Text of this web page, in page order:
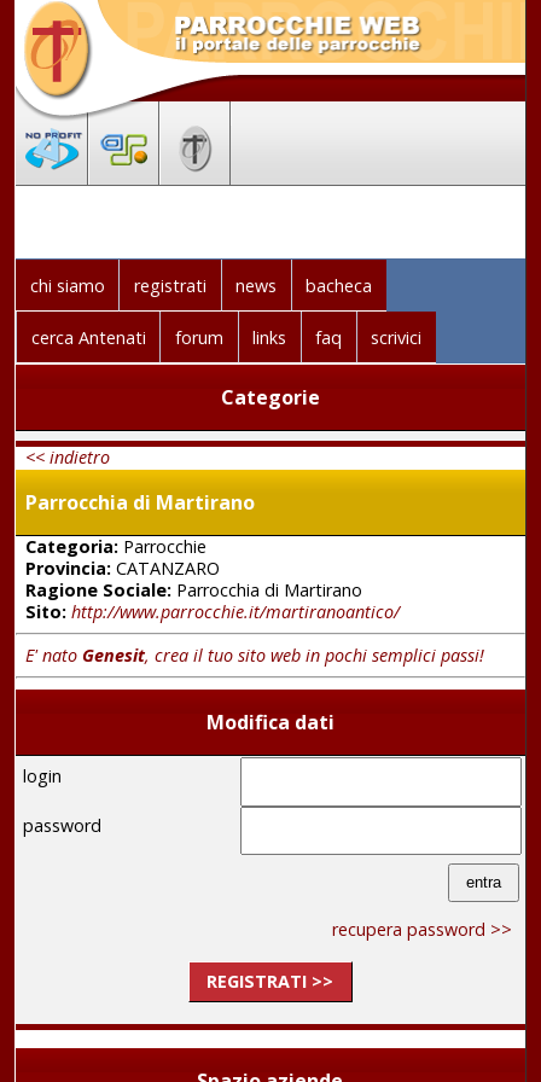
chi siamo registrati news bacheca
cerca Antenati forum links faq scrivici
Categorie
<< indietro
Parrocchia di Martirano
Categoria:Parrocchie
Provincia:CATANZARO
Ragione Sociale:Parrocchia di Martirano
Sito: http://www.parrocchie.it/martiranoantico/
E' nato Genesit, crea il tuo sito web in pochi semplici passi!
Modifica dati
login
password
recupera password >>
REGISTRATI >>